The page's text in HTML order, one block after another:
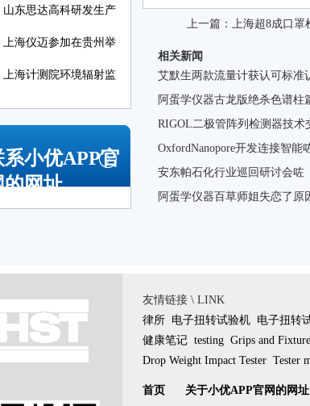
山东思达高科研发生产
上海仪迈参加在贵州举
上海计测院环境辐射监
系小优APP官
的网址
上一篇： 上海超8成口罩
相关新闻
艾默生两款流量计获认可标准
阿蛋学仪器古龙版绝杀色谱柱
RIGOL二极管阵列检测器技术
OxfordNanopore开发连接智能
安东帕石化行业巡回研讨会咗
阿蛋学仪器百草师姐失恋了原
友情链接 \ LINK
律所 电子扭转试验机 电子扭转
健康笔记 testing Grips and
Drop Weight Impact Tester Tester
首页 关于小优APP官网的网址